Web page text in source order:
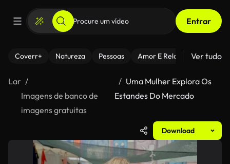
Entrar
Coverr+ Natureza Pessoas Amor E Relacionamentos
Ver tudo
Lar
Imagens de banco de
imagens gratuitas
Uma Mulher Explora Os
Estandes Do Mercado
Download